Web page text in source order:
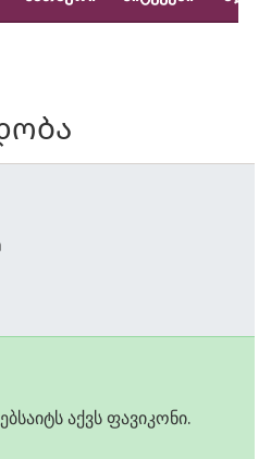
აქვს ფავიკონი.